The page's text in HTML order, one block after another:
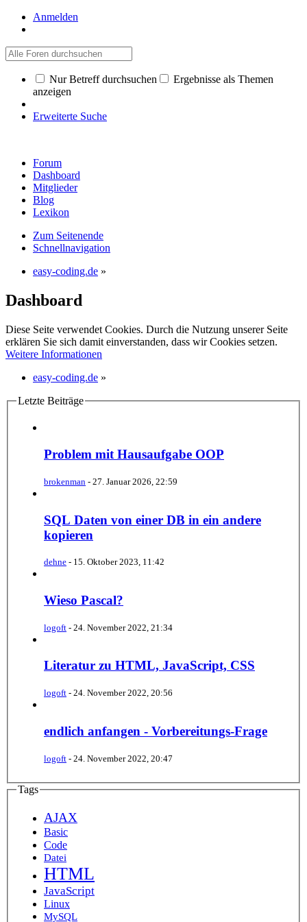
Anmelden
Nur Betreff durchsuchen
Ergebnisse als Themen
anzeigen
Erweiterte Suche
Forum
Dashboard
Mitglieder
Blog
Lexikon
Zum Seitenende
Schnellnavigation
easy-coding.de »
Dashboard
Diese Seite verwendet Cookies. Durch die Nutzung unserer Seite
erklären Sie sich damit einverstanden, dass wir Cookies setzen.
Weitere Informationen
easy-coding.de »
Letzte Beiträge
Problem mit Hausaufgabe OOP
brokenman - 27. Januar 2026, 22:59
SQL Daten von einer DB in ein andere
kopieren
dehne - 15. Oktober 2023, 11:42
Wieso Pascal?
logoft - 24. November 2022, 21:34
Literatur zu HTML, JavaScript, CSS
logoft - 24. November 2022, 20:56
endlich anfangen - Vorbereitungs-Frage
logoft - 24. November 2022, 20:47
Tags
AJAX
Basic
Code
Datei
HTML
JavaScript
Linux
MySQL